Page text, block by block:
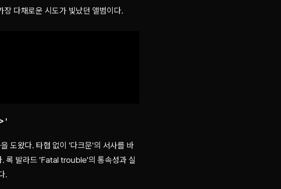
다채로운 시도가 빛났던 앨범이다.
'
도왔다. 타협 없이 '다크문'의 서사를 바
. 록 발라드 'Fatal trouble'의 통속성과 실
.